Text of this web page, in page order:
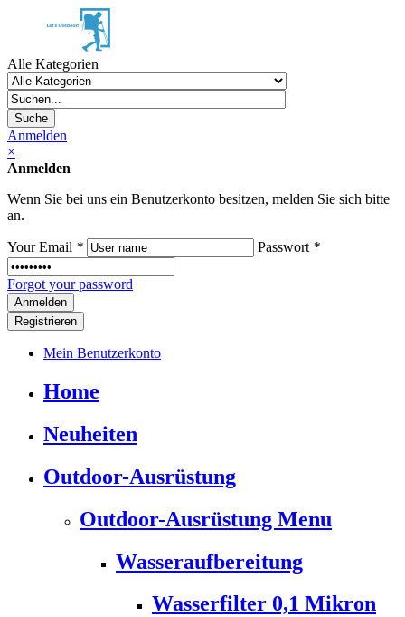
Alle Kategorien
Suche
Anmelden
×
Anmelden
Wenn Sie bei uns ein Benutzerkonto besitzen, melden Sie sich bitte
an.
Your Email * Passwort *
Forgot your password
Registrieren
Mein Benutzerkonto
Home
Neuheiten
Outdoor-Ausrüstung
Outdoor-Ausrüstung Menu
Wasseraufbereitung
Wasserfilter 0,1 Mikron